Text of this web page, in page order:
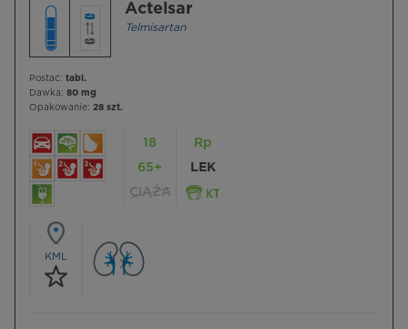
Actelsar
Telmisartan
Postać: tabl.
Dawka: 80 mg
Opakowanie: 28 szt.
18
65+
CIĄŻA
Rp
LEK
KML